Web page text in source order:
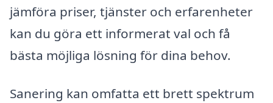
jämföra priser, tjänster och erfarenheter
kan du göra ett informerat val och få
bästa möjliga lösning för dina behov.
Sanering kan omfatta ett brett spektrum